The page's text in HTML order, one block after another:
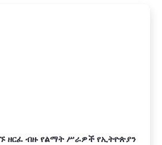
ዘርፈ ብዙ የልማት ሥራዎች የኢትዮጵያን